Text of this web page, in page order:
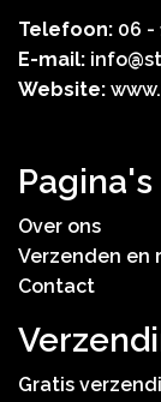
Telefoon: 06 -
E-mail:
Website:
Pagina's
Over ons
Verzenden en
Contact
Gratis